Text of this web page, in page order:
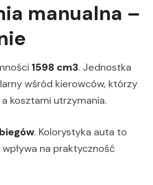
manualna –
1598 cm3. Jednostka
wśród kierowców, którzy
kosztami utrzymania.
. Kolorystyka auta to
na praktyczność